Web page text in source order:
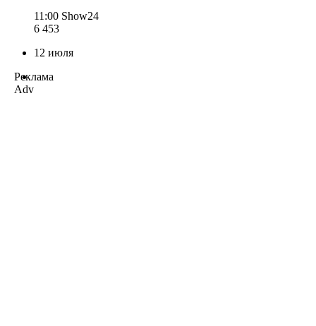
11:00 Show24
6 453
12 июля
Реклама
Adv